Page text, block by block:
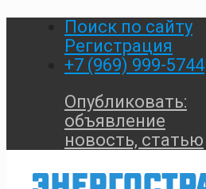
Поиск по сайту
Регистрация
+7 (969) 999-5744
Опубликовать:
объявление
новость, статью